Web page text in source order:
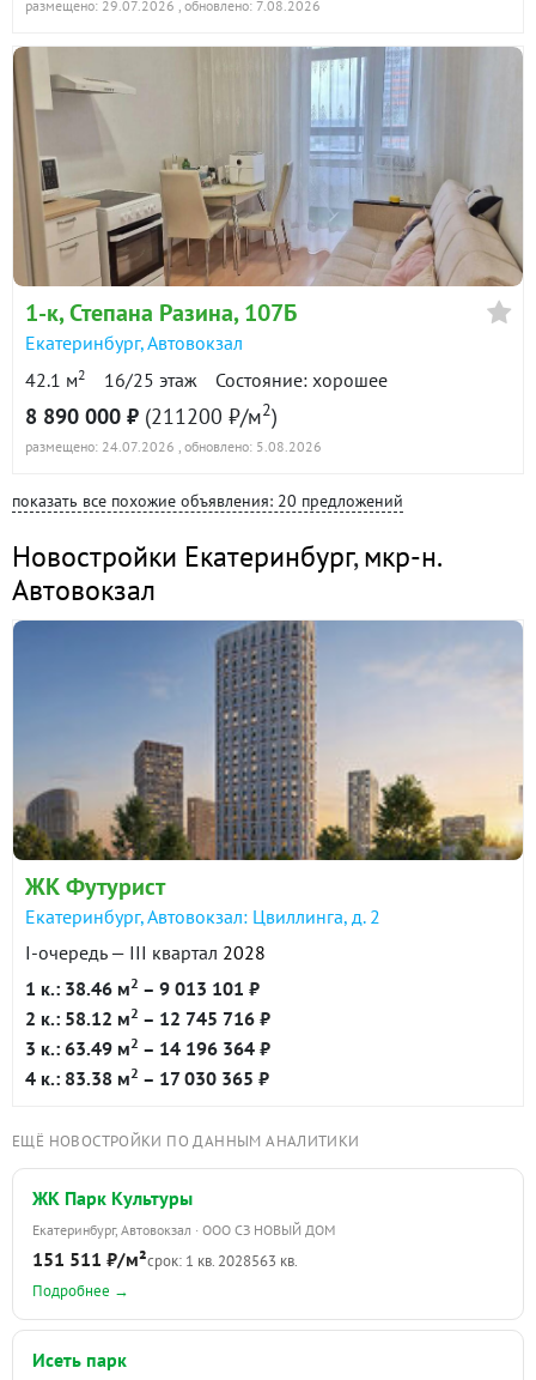
размещено: 29.07.2026 , обновлено: 7.08.2026
1-к, Степана Разина, 107Б
Екатеринбург,Автовокзал
42.1 м2 16/25 этаж Состояние: хорошее
8 890 000 ₽ (211200 ₽/м2)
размещено: 24.07.2026 , обновлено: 5.08.2026
показать все похожие объявления: 20 предложений
Новостройки Екатеринбург,мкр-н.
Автовокзал
ЖК Футурист
Екатеринбург, Автовокзал: Цвиллинга, д. 2
I-очередь — III квартал 2028
1 к.: 38.46 м2 – 9 013 101 ₽
2 к.: 58.12 м2 – 12 745 716 ₽
3 к.: 63.49 м2 – 14 196 364 ₽
4 к.: 83.38 м2 – 17 030 365 ₽
ЕЩЁ НОВОСТРОЙКИ ПО ДАННЫМ АНАЛИТИКИ
ЖК Парк Культуры
Екатеринбург, Автовокзал · ООО СЗ НОВЫЙ ДОМ
151 511 ₽/м²срок: 1 кв. 2028563 кв.
Подробнее →
Исеть парк